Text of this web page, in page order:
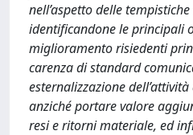
nell’aspetto delle
identificandone le principali
miglioramento risiedenti
carenza di standard
esternalizzazione
anziché portare valore
resi e ritorni materiale, ed